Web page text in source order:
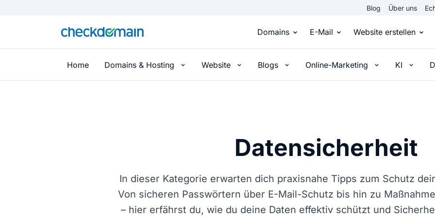
Blog Über uns
Domains
Einfach & schnell beim Domain-Profi
E-Mail Website erstellen
Bringe dein
Home Domains & Hosting Website Blogs Online-Marketing KI
Datensicherheit
In dieser Kategorie erwarten dich praxisnahe Tipps zum Schutz
Von sicheren Passwörtern über E-Mail-Schutz bis hin zu
– hier erfährst du, wie du deine Daten effektiv schützt und